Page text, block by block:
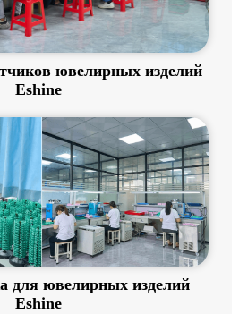
ювелирных изделий
Eshine
для ювелирных изделий
Eshine